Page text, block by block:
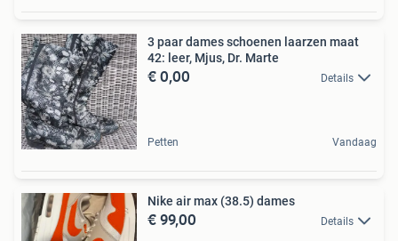
3 paar dames schoenen laarzen maat
42: leer, Mjus, Dr. Marte
€ 0,00 Details
Petten Vandaag
Nike air max (38.5) dames
€ 99,00 Details